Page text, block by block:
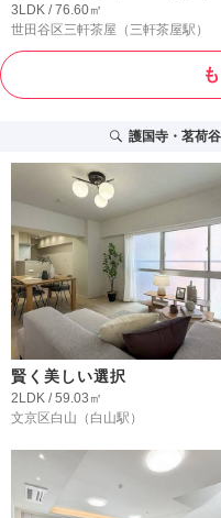
3LDK / 76.60㎡
世田谷区三軒茶屋 （三軒茶屋駅）
護国寺・茗荷谷
賢く美しい選択
2LDK / 59.03㎡
文京区白山 （白山駅）